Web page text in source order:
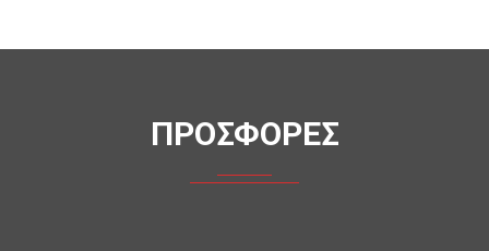
ΠΡΟΣΦΟΡΕΣ